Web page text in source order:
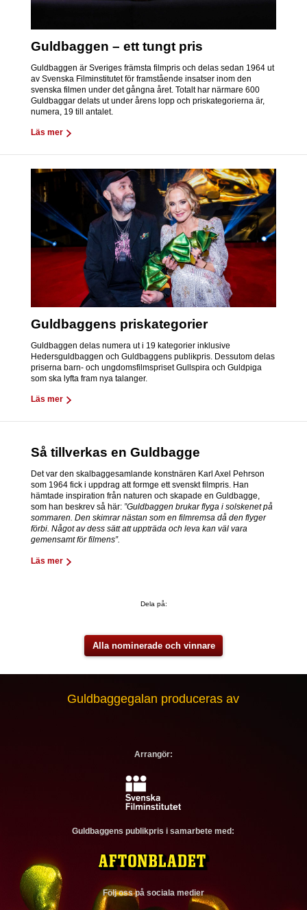
Guldbaggen – ett tungt pris
Guldbaggen är Sveriges främsta filmpris och delas sedan 1964 ut
av Svenska Filminstitutet för framstående insatser inom den
svenska filmen under det gångna året. Totalt har närmare 600
Guldbaggar delats ut under årens lopp och priskategorierna är,
numera, 19 till antalet.
Läs mer
Guldbaggens priskategorier
Guldbaggen delas numera ut i 19 kategorier inklusive
Hedersguldbaggen och Guldbaggens publikpris. Dessutom delas
priserna barn- och ungdomsfilmspriset Gullspira och Guldpiga
som ska lyfta fram nya talanger.
Läs mer
Så tillverkas en Guldbagge
Det var den skalbaggesamlande konstnären Karl Axel Pehrson
som 1964 fick i uppdrag att formge ett svenskt filmpris. Han
hämtade inspiration från naturen och skapade en Guldbagge,
som han beskrev så här: ”Guldbaggen brukar flyga i solskenet på
sommaren. Den skimrar nästan som en filmremsa då den flyger
förbi. Något av dess sätt att uppträda och leva kan väl vara
gemensamt för filmens”.
Läs mer
Dela på:
Alla nominerade och vinnare
Guldbaggegalan produceras av
Arrangör:
Guldbaggens publikpris i samarbete med:
Följ oss på sociala medier